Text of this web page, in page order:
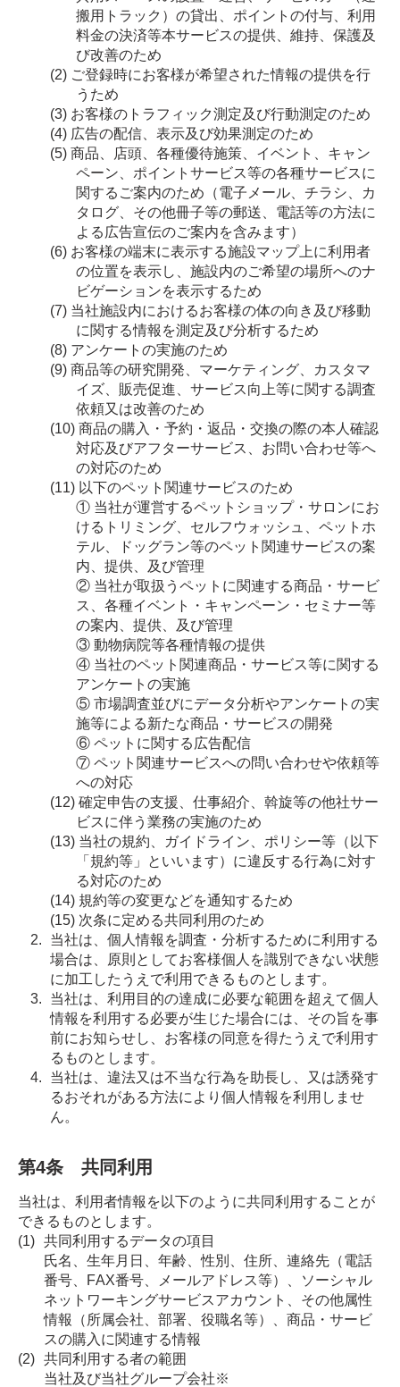
搬用トラック）の貸出、ポイントの付与、利用
料金の決済等本サービスの提供、維持、保護及
び改善のため
ご登録時にお客様が希望された情報の提供を行
うため
お客様のトラフィック測定及び行動測定のため
広告の配信、表示及び効果測定のため
商品、店頭、各種優待施策、イベント、キャン
ペーン、ポイントサービス等の各種サービスに
関するご案内のため（電子メール、チラシ、カ
タログ、その他冊子等の郵送、電話等の方法に
よる広告宣伝のご案内を含みます）
お客様の端末に表示する施設マップ上に利用者
の位置を表示し、施設内のご希望の場所へのナ
ビゲーションを表示するため
当社施設内におけるお客様の体の向き及び移動
に関する情報を測定及び分析するため
アンケートの実施のため
商品等の研究開発、マーケティング、カスタマ
イズ、販売促進、サービス向上等に関する調査
依頼又は改善のため
商品の購入・予約・返品・交換の際の本人確認
対応及びアフターサービス、お問い合わせ等へ
の対応のため
以下のペット関連サービスのため
① 当社が運営するペットショップ・サロンにお
けるトリミング、セルフウォッシュ、ペットホ
テル、ドッグラン等のペット関連サービスの案
内、提供、及び管理
② 当社が取扱うペットに関連する商品・サービ
ス、各種イベント・キャンペーン・セミナー等
の案内、提供、及び管理
③ 動物病院等各種情報の提供
④ 当社のペット関連商品・サービス等に関する
アンケートの実施
⑤ 市場調査並びにデータ分析やアンケートの実
施等による新たな商品・サービスの開発
⑥ ペットに関する広告配信
⑦ ペット関連サービスへの問い合わせや依頼等
への対応
確定申告の支援、仕事紹介、斡旋等の他社サー
ビスに伴う業務の実施のため
当社の規約、ガイドライン、ポリシー等（以下
「規約等」といいます）に違反する行為に対す
る対応のため
規約等の変更などを通知するため
次条に定める共同利用のため
当社は、個人情報を調査・分析するために利用する
場合は、原則としてお客様個人を識別できない状態
に加工したうえで利用できるものとします。
当社は、利用目的の達成に必要な範囲を超えて個人
情報を利用する必要が生じた場合には、その旨を事
前にお知らせし、お客様の同意を得たうえで利用す
るものとします。
当社は、違法又は不当な行為を助長し、又は誘発す
るおそれがある方法により個人情報を利用しませ
ん。
第4条 共同利用
当社は、利用者情報を以下のように共同利用することが
できるものとします。
共同利用するデータの項目
氏名、生年月日、年齢、性別、住所、連絡先（電話
番号、FAX番号、メールアドレス等）、ソーシャル
ネットワーキングサービスアカウント、その他属性
情報（所属会社、部署、役職名等）、商品・サービ
スの購入に関連する情報
共同利用する者の範囲
当社及び当社グループ会社※